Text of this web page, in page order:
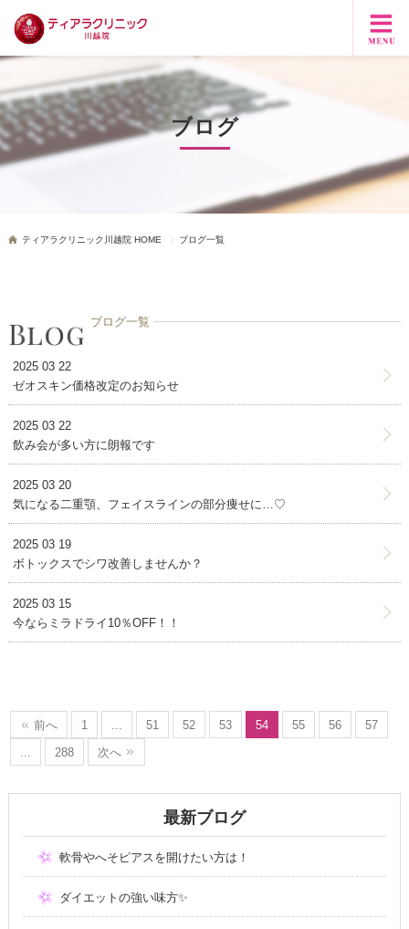
ブログ
ティアラクリニック川越院 HOME ブログ一覧
ブログ一覧
2025 03 22
ゼオスキン価格改定のお知らせ
2025 03 22
飲み会が多い方に朗報です
2025 03 20
気になる二重顎、フェイスラインの部分痩せに…♡
2025 03 19
ボトックスでシワ改善しませんか？
2025 03 15
今ならミラドライ10％OFF！！
前へ 1 51 52 53 54 55 56
57
288 次へ
最新ブログ
軟骨やへそピアスを開けたい方は！
ダイエットの強い味方✨